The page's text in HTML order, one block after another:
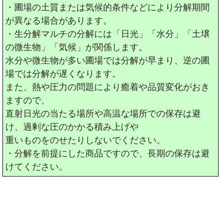
・圃場の土質または気候的条件などにより分解期間
が異なる場合があります。
・生分解マルチの分解には「日光」「水分」「土壌
の微生物」「気候」が関係します。
水分や微生物が多い圃場では分解が早まり、逆の圃
場では分解が遅くなります。
また、熱や圧力の問題により癒着や品質変化がおき
ますので、
直射日光の当たる場所や高温な場所での保存は避
け、過剰な圧のかかる積み上げや
重いものをのせたりしないでください。
・分解を前提にした商品ですので、長期の保存は避
けてください。